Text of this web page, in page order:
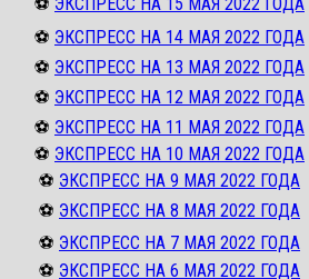
⚽ ЭКСПРЕСС НА 15 МАЯ 2022 ГОДА
⚽ ЭКСПРЕСС НА 14 МАЯ 2022 ГОДА
⚽ ЭКСПРЕСС НА 13 МАЯ 2022 ГОДА
⚽ ЭКСПРЕСС НА 12 МАЯ 2022 ГОДА
⚽ ЭКСПРЕСС НА 11 МАЯ 2022 ГОДА
⚽ ЭКСПРЕСС НА 10 МАЯ 2022 ГОДА
⚽ ЭКСПРЕСС НА 9 МАЯ 2022 ГОДА
⚽ ЭКСПРЕСС НА 8 МАЯ 2022 ГОДА
⚽ ЭКСПРЕСС НА 7 МАЯ 2022 ГОДА
⚽ ЭКСПРЕСС НА 6 МАЯ 2022 ГОДА